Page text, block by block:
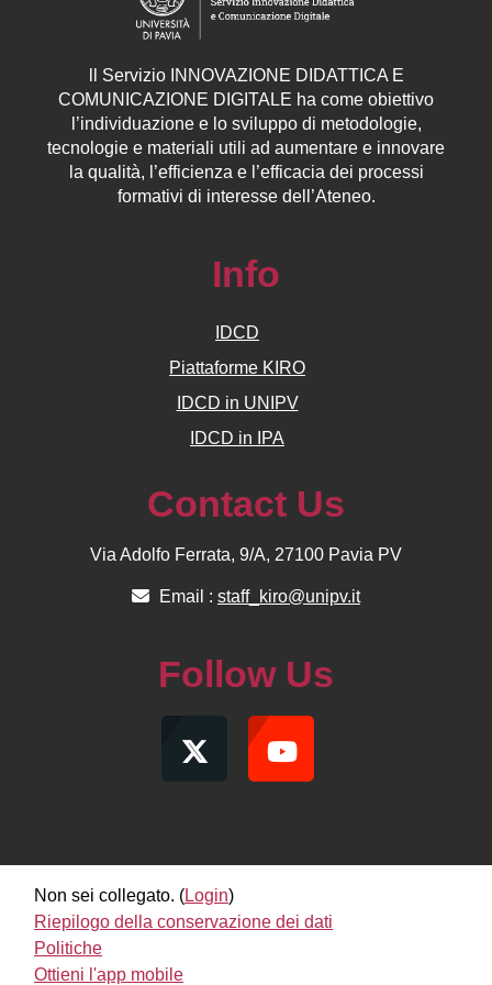
Servizio INNOVAZIONE DIDATTICA E
COMUNICAZIONE DIGITALE ha come obiettivo
l’individuazione e lo sviluppo di metodologie,
tecnologie e materiali utili ad aumentare e innovare
la qualità, l’efficienza e l’efficacia dei processi
formativi di interesse dell’Ateneo.
Info
IDCD
Piattaforme KIRO
IDCD in UNIPV
IDCD in IPA
Contact Us
Via Adolfo Ferrata, 9/A, 27100 Pavia PV
Email : staff_kiro@unipv.it
Follow Us
Non sei collegato. (Login)
Riepilogo della conservazione dei dati
Politiche
Ottieni l'app mobile